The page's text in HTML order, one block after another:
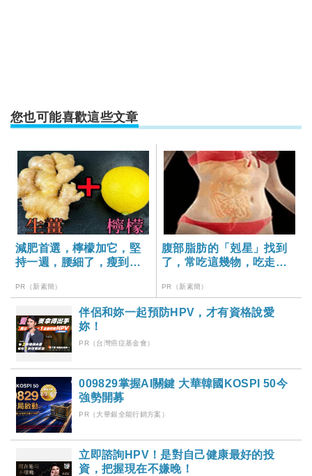
您也可能喜歡這些文章
減肥首選，檸檬加它，堅
持一週，腰細了，瘦到你
PR（新素簡）
腹部脂肪的「剋星」找到
了，常吃這幾物，吃走大
PR（新素簡）
伴侶和妳一起預防HPV，才有資格說愛
妳！
PR（台灣癌症基金會）
009829掌握AI關鍵 大華韓國KOSPI 50今
強勢開募
PR（大華銀全能行銷方案）
立即諮詢HPV！是對自己健康最好的投
資，把握現在不嫌晚！